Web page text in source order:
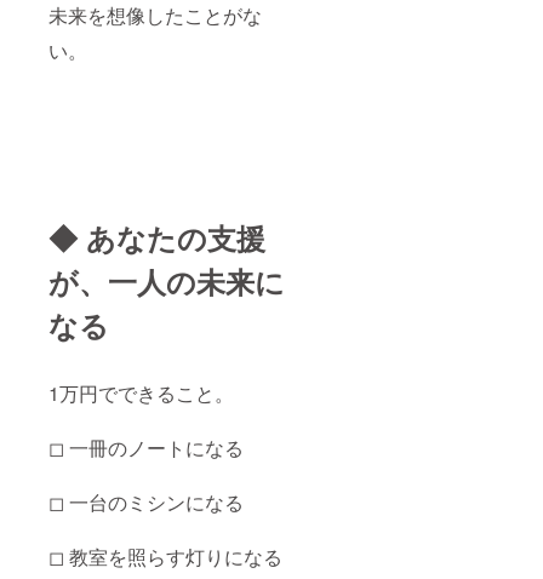
未来を想像したことがな
い。
◆ あなたの支援
が、一人の未来に
なる
1万円でできること。
◻︎ 一冊のノートになる
◻︎ 一台のミシンになる
◻︎ 教室を照らす灯りになる